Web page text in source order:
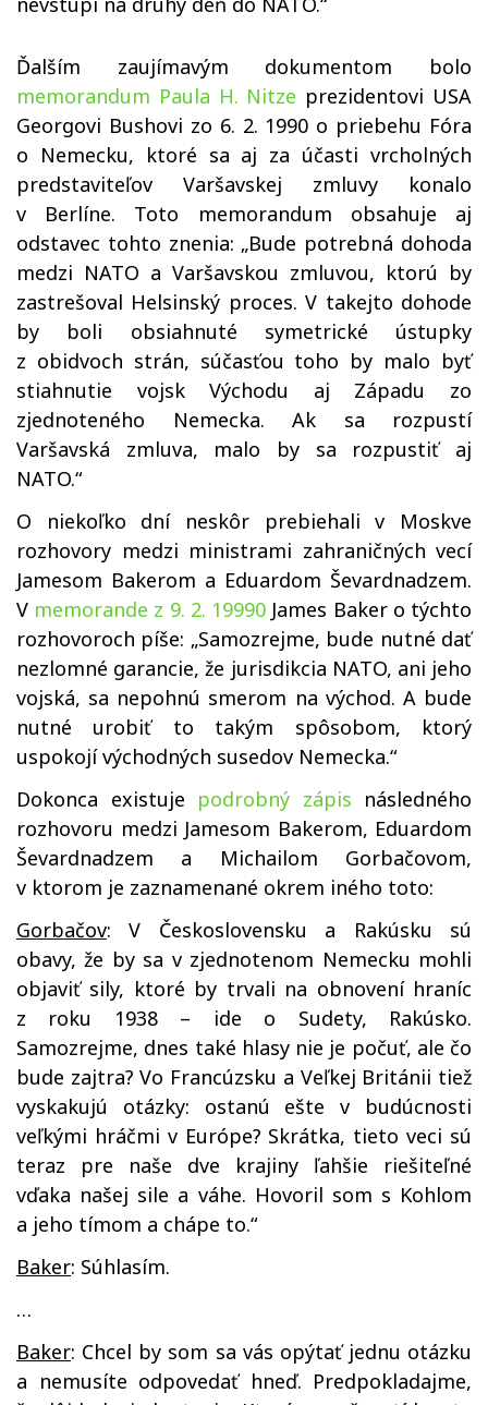
Ďalším zaujímavým dokumentom bolo
memorandum Paula H. Nitze prezidentovi USA
Georgovi Bushovi zo 6. 2. 1990 o priebehu Fóra
o Nemecku, ktoré sa aj za účasti vrcholných
predstaviteľov Varšavskej zmluvy konalo
v Berlíne. Toto memorandum obsahuje aj
odstavec tohto znenia: „Bude potrebná dohoda
medzi NATO a Varšavskou zmluvou, ktorú by
zastrešoval Helsinský proces. V takejto dohode
by boli obsiahnuté symetrické ústupky
z obidvoch strán, súčasťou toho by malo byť
stiahnutie vojsk Východu aj Západu zo
zjednoteného Nemecka. Ak sa rozpustí
Varšavská zmluva, malo by sa rozpustiť aj
NATO.“
O niekoľko dní neskôr prebiehali v Moskve
rozhovory medzi ministrami zahraničných vecí
Jamesom Bakerom a Eduardom Ševardnadzem.
V memorande z 9. 2. 19990 James Baker o týchto
rozhovoroch píše: „Samozrejme, bude nutné dať
nezlomné garancie, že jurisdikcia NATO, ani jeho
vojská, sa nepohnú smerom na východ. A bude
nutné urobiť to takým spôsobom, ktorý
uspokojí východných susedov Nemecka.“
Dokonca existuje podrobný zápis následného
rozhovoru medzi Jamesom Bakerom, Eduardom
Ševardnadzem a Michailom Gorbačovom,
v ktorom je zaznamenané okrem iného toto:
Gorbačov: V Československu a Rakúsku sú
obavy, že by sa v zjednotenom Nemecku mohli
objaviť sily, ktoré by trvali na obnovení hraníc
z roku 1938 – ide o Sudety, Rakúsko.
Samozrejme, dnes také hlasy nie je počuť, ale čo
bude zajtra? Vo Francúzsku a Veľkej Británii tiež
vyskakujú otázky: ostanú ešte v budúcnosti
veľkými hráčmi v Európe? Skrátka, tieto veci sú
teraz pre naše dve krajiny ľahšie riešiteľné
vďaka našej sile a váhe. Hovoril som s Kohlom
a jeho tímom a chápe to.“
Baker: Súhlasím.
…
Baker: Chcel by som sa vás opýtať jednu otázku
a nemusíte odpovedať hneď. Predpokladajme,